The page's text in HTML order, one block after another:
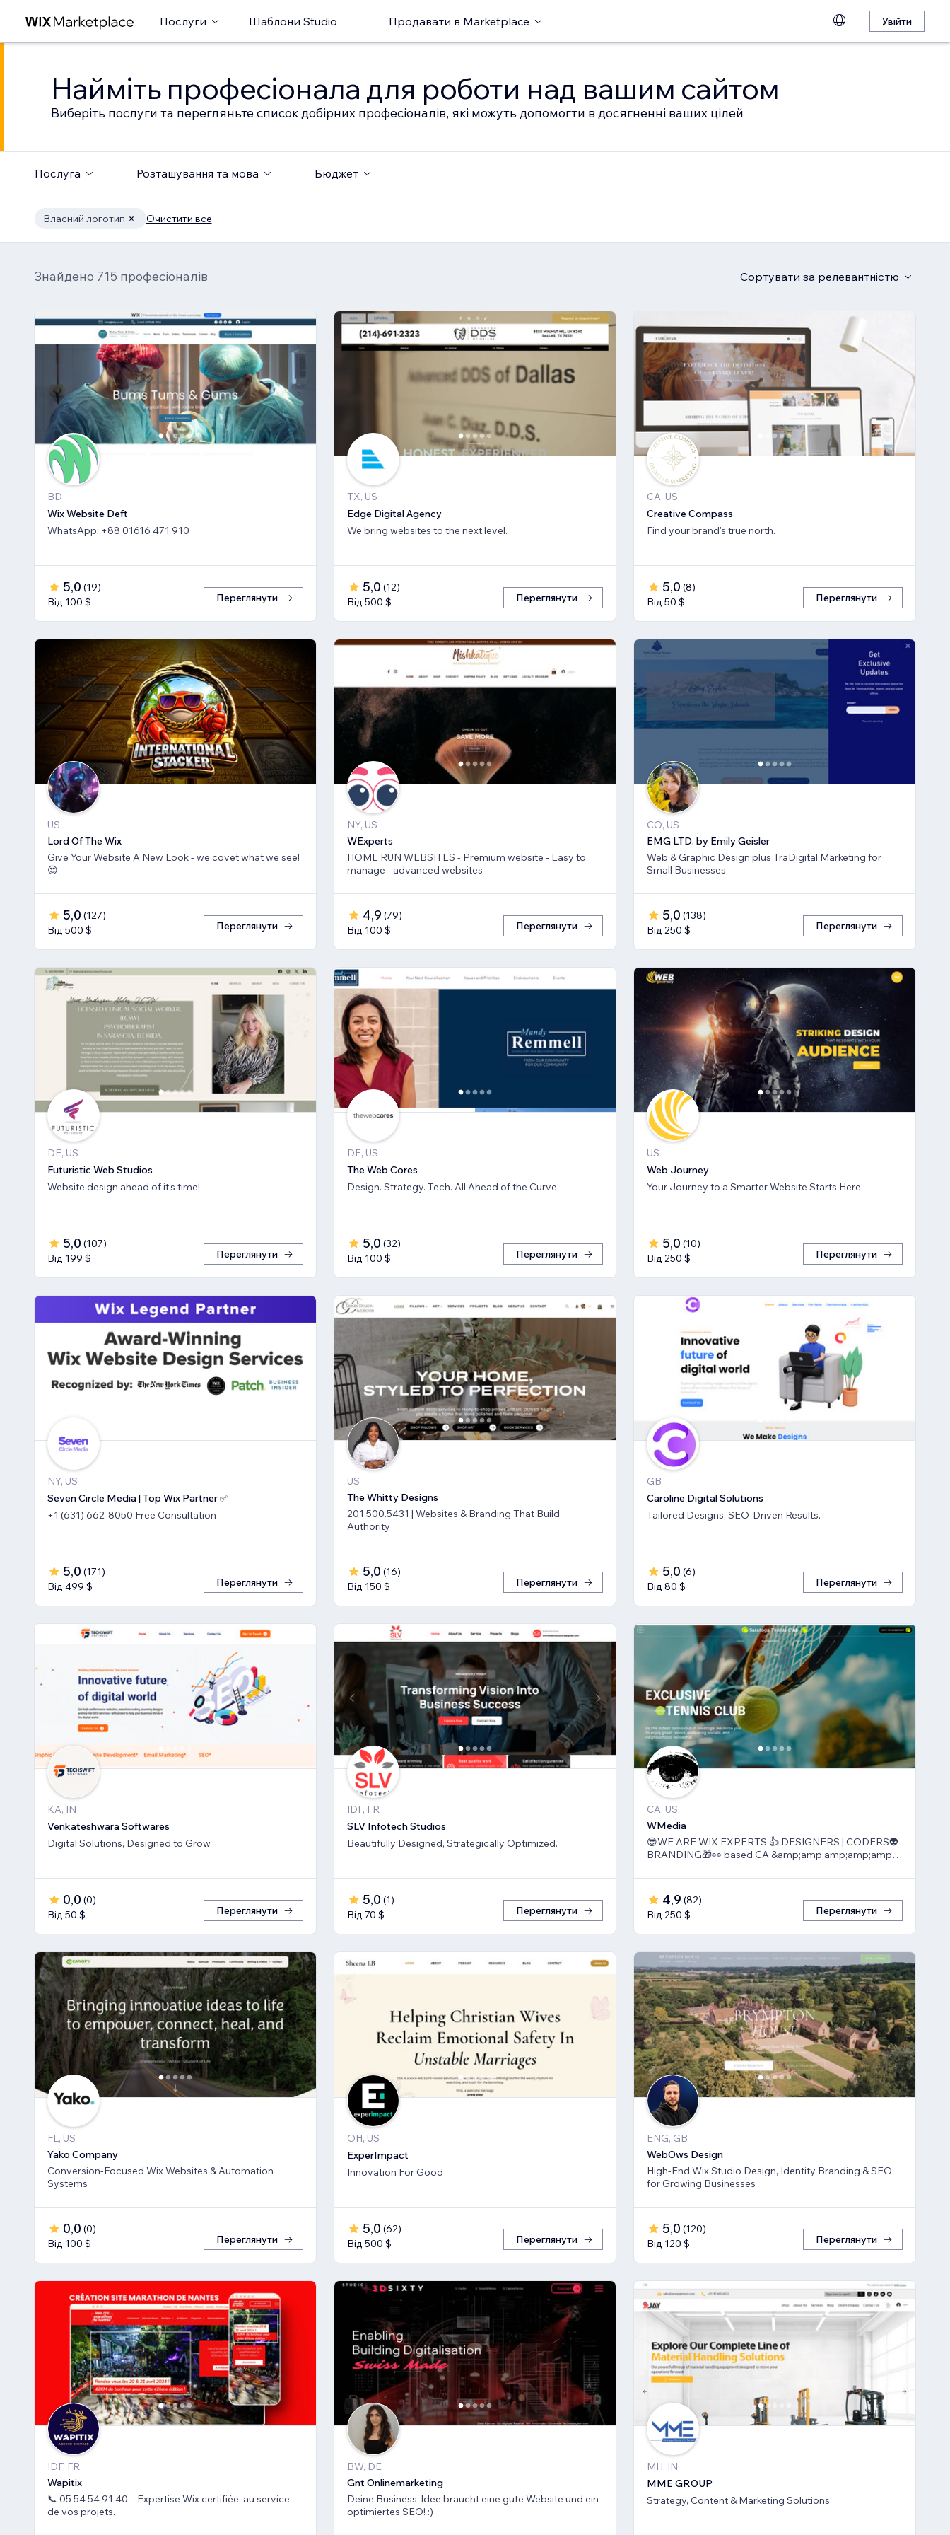
Послуги Шаблони Studio Продавати в Marketplace Увійти
Найміть професіонала для роботи над вашим сайтом
Виберіть послуги та перегляньте список добірних професіоналів, які можуть допомогти в досягненні ваших цілей
Послуга Розташування та мова Бюджет
Власний логотип Очистити все
Знайдено 715 професіоналів Сортувати за релевантністю
BD
Wix Website Deft
WhatsApp: +88 01616 471 910
5,0 (19)
Від 100 $
Переглянути
TX, US
Edge Digital Agency
We bring websites to the next level.
5,0 (12)
Від 500 $
Переглянути
CA, US
Creative Compass
Find your brand's true north.
5,0 (8)
Від 50 $
Переглянути
US
Lord Of The Wix
Give Your Website A New Look - we covet what we see!
😍
5,0 (127)
Від 500 $
Переглянути
NY, US
WExperts
HOME RUN WEBSITES - Premium website - Easy to
manage - advanced websites
4,9 (79)
Від 100 $
Переглянути
CO, US
EMG LTD. by Emily Geisler
Web & Graphic Design plus TraDigital Marketing for
Small Businesses
5,0 (138)
Від 250 $
Переглянути
DE, US
Futuristic Web Studios
Website design ahead of it's time!
5,0 (107)
Від 199 $
Переглянути
DE, US
The Web Cores
Design. Strategy. Tech. All Ahead of the Curve.
5,0 (32)
Від 100 $
Переглянути
US
Web Journey
Your Journey to a Smarter Website Starts Here.
5,0 (10)
Від 250 $
Переглянути
NY, US
Seven Circle Media | Top Wix Partner ✅
+1 (631) 662-8050 Free Consultation
5,0 (171)
Від 499 $
Переглянути
US
The Whitty Designs
201.500.5431 | Websites & Branding That Build
Authority
5,0 (16)
Від 150 $
Переглянути
GB
Caroline Digital Solutions
Tailored Designs, SEO-Driven Results.
5,0 (6)
Від 80 $
Переглянути
KA, IN
Venkateshwara Softwares
Digital Solutions, Designed to Grow.
0,0 (0)
Від 50 $
Переглянути
IDF, FR
SLV Infotech Studios
Beautifully Designed, Strategically Optimized.
5,0 (1)
Від 70 $
Переглянути
CA, US
WMedia
😎WE ARE WIX EXPERTS 👍 DESIGNERS | CODERS👽
BRANDING🎁👀 based CA &amp;amp;amp;amp;amp;
4,9 (82)
Від 250 $
Переглянути
FL, US
Yako Company
Conversion-Focused Wix Websites & Automation
Systems
0,0 (0)
Від 100 $
Переглянути
OH, US
ExperImpact
Innovation For Good
5,0 (62)
Від 500 $
Переглянути
ENG, GB
WebOws Design
High-End Wix Studio Design, Identity Branding & SEO
for Growing Businesses
5,0 (120)
Від 120 $
Переглянути
IDF, FR
Wapitix
📞 05 54 54 91 40 – Expertise Wix certifiée, au service
de vos projets.
BW, DE
Gnt Onlinemarketing
Deine Business-Idee braucht eine gute Website und ein
optimiertes SEO! :)
MH, IN
MME GROUP
Strategy, Content & Marketing Solutions